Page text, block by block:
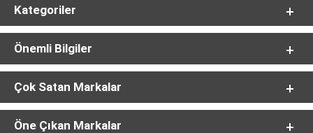
Kategoriler
Önemli Bilgiler
Çok Satan Markalar
Öne Çıkan Markalar